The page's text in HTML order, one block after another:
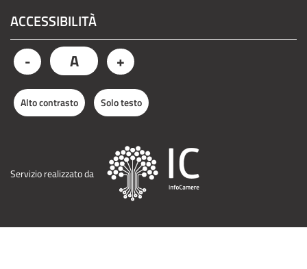
ACCESSIBILITÀ
- A +
Alto contrasto Solo testo
Servizio realizzato da